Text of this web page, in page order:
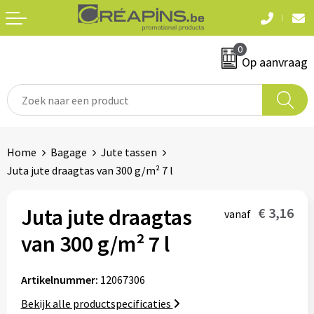
0
Op aanvraag
T-shirts
Sweaters en hoodies
Jassen
Automerken
Eten & drinken
Snoepgoed
Waterflesjes
Home Bagage
Jute tassen
Juta jute draagtas van 300 g/m² 7 l
Juta jute draagtas
van 300 g/m² 7 l
vanaf € 3,16
Artikelnummer: 12067306
Bekijk alle productspecificaties